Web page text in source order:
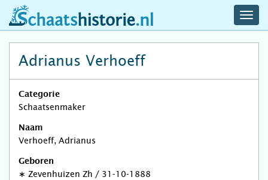
schaatshistorie.nl
Adrianus Verhoeff
Categorie
Schaatsenmaker
Naam
Verhoeff, Adrianus
Geboren
∗ Zevenhuizen Zh / 31-10-1888